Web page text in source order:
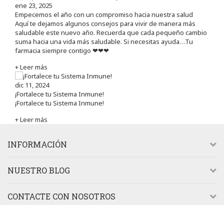
ene 23, 2025
Empecemos el año con un compromiso hacia nuestra salud
Aquí te dejamos algunos consejos para vivir de manera más
saludable este nuevo año. Recuerda que cada pequeño cambio
suma hacia una vida más saludable. Si necesitas ayuda…Tu
farmacia siempre contigo ❤❤❤
+ Leer más
dic 11, 2024
¡Fortalece tu Sistema Inmune!
¡Fortalece tu Sistema Inmune!
+ Leer más
INFORMACIÓN
NUESTRO BLOG
CONTACTE CON NOSOTROS